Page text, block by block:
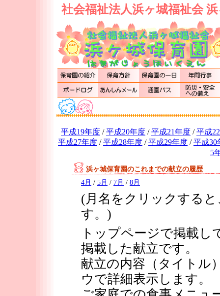
社会福祉法人浜ヶ城福祉会
平成19年度 /平成20年度 /平成21年度 /平成
平成27年度 /平成28年度 /平成29年度 /平成30
5
浜ヶ城保育園のこれまでの献立の履歴
4月 / 5月 / 7月 / 8月
(月名をクリックする
す。)
トップページで掲載し
掲載した献立です。
献立の内容（タイトル
ウで詳細表示します。